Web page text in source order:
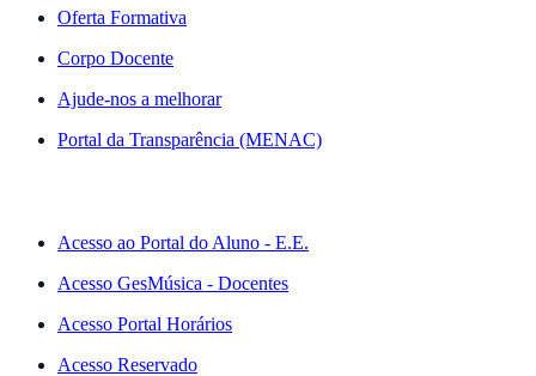
Oferta Formativa
Corpo Docente
Ajude-nos a melhorar
Portal da Transparência (MENAC)
Acesso ao Portal do Aluno - E.E.
Acesso GesMúsica - Docentes
Acesso Portal Horários
Acesso Reservado